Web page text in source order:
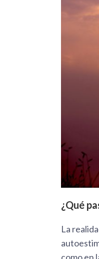
¿Qué
La